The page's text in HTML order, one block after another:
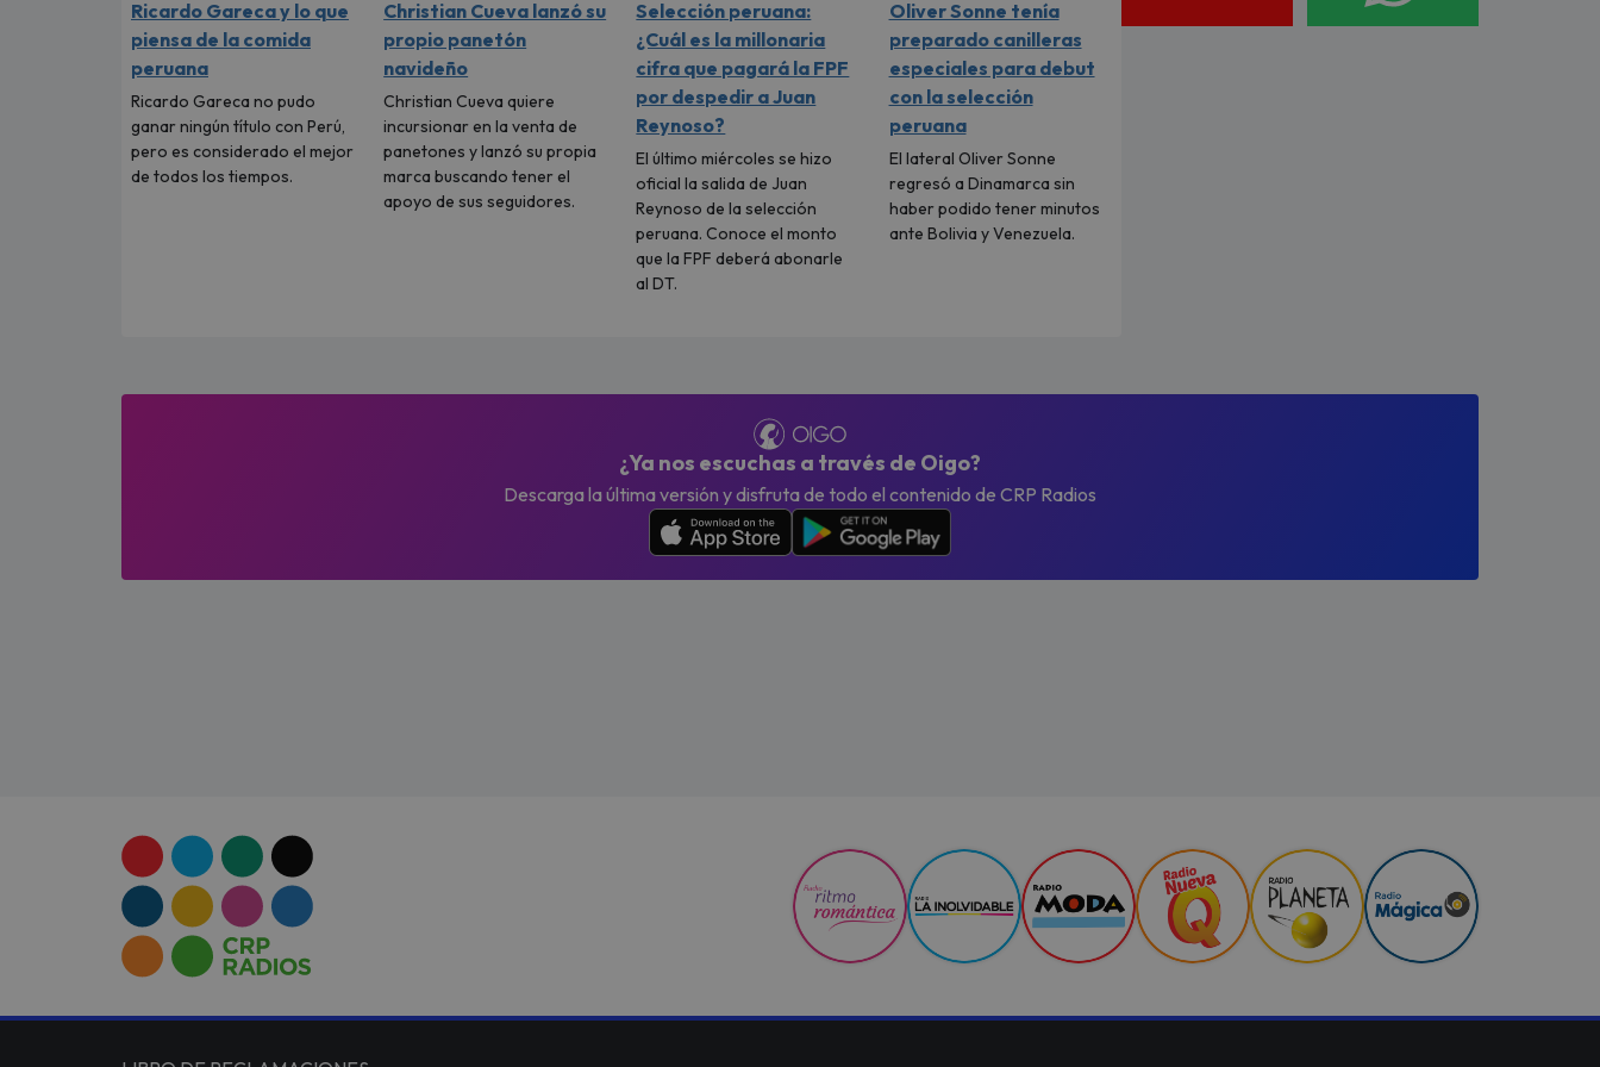
Ricardo Gareca y lo que
piensa de la comida
peruana
Ricardo Gareca no pudo
ganar ningún título con Perú,
pero es considerado el mejor
de todos los tiempos.
Christian Cueva lanzó su
propio panetón
navideño
Christian Cueva quiere
incursionar en la venta de
panetones y lanzó su propia
marca buscando tener el
apoyo de sus seguidores.
Selección peruana:
¿Cuál es la millonaria
cifra que pagará la FPF
por despedir a Juan
Reynoso?
El último miércoles se hizo
oficial la salida de Juan
Reynoso de la selección
peruana. Conoce el monto
que la FPF deberá abonarle
al DT.
Oliver Sonne tenía
preparado canilleras
especiales para debut
con la selección
peruana
El lateral Oliver Sonne
regresó a Dinamarca sin
haber podido tener minutos
ante Bolivia y Venezuela.
¿Ya nos escuchas a través de Oigo?
Descarga la última versión y disfruta de todo el contenido de CRP Radios